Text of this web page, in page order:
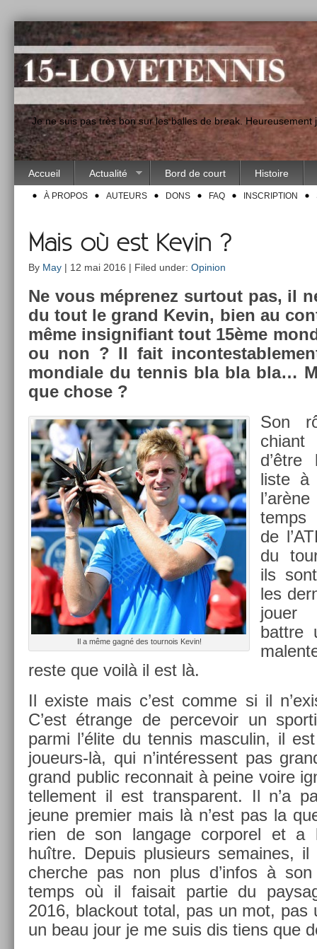
"Je ne suis pas très bon sur les balles de break.
Accueil Actualité Bord de court Histoire
À PROPOS AUTEURS DONS FAQ INSCRIPTION
Mais où est Kevin ?
By May | 12 mai 2016 | Filed under: Opinion
Ne vous méprenez sur­tout pas, il
du tout le grand Kevin, bien au
même in­sig­nifiant tout 15ème
ou non ? Il fait
mon­diale du ten­nis bla bla bla…
que chose ?
Il a même gagné des tour­nois Kevin!
Son
liste à
temps
de
du
ils
les
jouer
battre
reste que voilà il est là.
Il ex­is­te mais c’est comme si il
C’est étran­ge de per­cevoir un
parmi l’élite du ten­nis mas­culin, il
joueurs-là, qui n’intéres­sent pas
grand pub­lic re­con­nait à peine voire
tel­le­ment il est trans­parent. Il n’a
jeune pre­mi­er mais là n’est pas la
rien de son lan­gage cor­porel et a
huître. De­puis plusieurs semaines,
cherche pas non plus d’infos à
temps où il faisait par­tie du
2016, blac­kout total, pas un mot, pas
un beau jour je me suis dis tiens que